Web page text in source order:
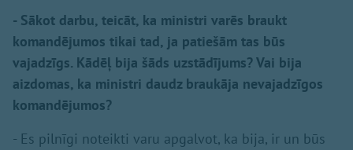
- Sākot darbu, teicāt, ka ministri varēs braukt
komandējumos tikai tad, ja patiešām tas būs
vajadzīgs. Kādēļ bija šāds uzstādījums? Vai bija
aizdomas, ka ministri daudz braukāja nevajadzīgos
komandējumos?
- Es pilnīgi noteikti varu apgalvot, ka bija, ir un būs